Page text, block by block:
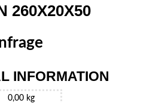
260X20X50
INFORMATION
0,00 kg